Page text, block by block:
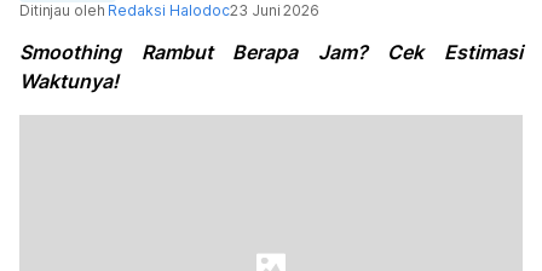
Ditinjau oleh Redaksi Halodoc23 Juni 2026
Smoothing Rambut Berapa Jam? Cek Estimasi
Waktunya!